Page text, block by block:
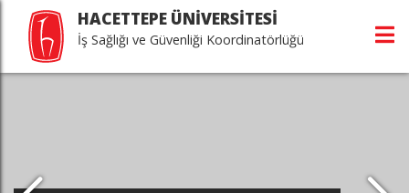
HACETTEPE ÜNİVERSİTESİ
İş Sağlığı ve Güvenliği Koordinatörlüğü